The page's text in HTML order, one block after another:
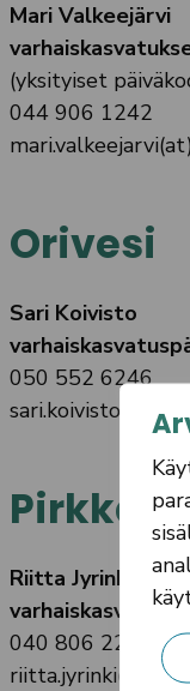
Mari Valkeejärvi
(yksityiset
044 906 1242
Orivesi
Sari Koivisto
050 552 6246
Pirkkala
Riitta Jyrinki
040 806 2241